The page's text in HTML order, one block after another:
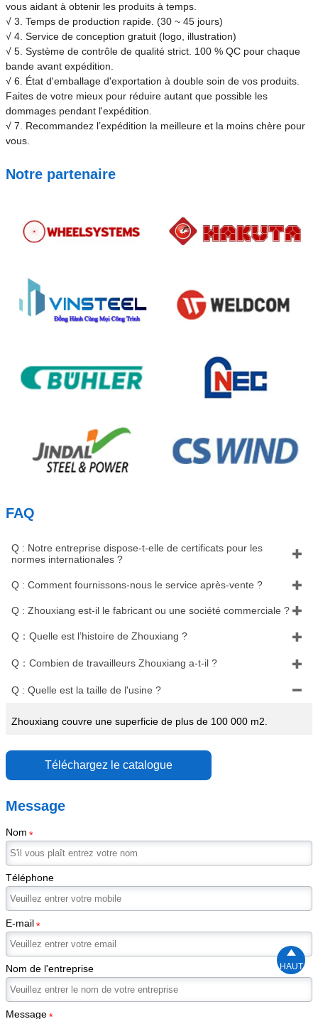
vous aidant à obtenir les produits à temps.
√ 3. Temps de production rapide. (30 ~ 45 jours)
√ 4. Service de conception gratuit (logo, illustration)
√ 5. Système de contrôle de qualité strict. 100 % QC pour chaque
bande avant expédition.
√ 6. État d'emballage d'exportation à double soin de vos produits.
Faites de votre mieux pour réduire autant que possible les
dommages pendant l'expédition.
√ 7. Recommandez l’expédition la meilleure et la moins chère pour
vous.
Notre partenaire
FAQ
Q : Notre entreprise dispose-t-elle de certificats pour les
normes internationales ?

Q : Comment fournissons-nous le service après-vente ? 
Q : Zhouxiang est-il le fabricant ou une société commerciale ? 
Q：Quelle est l’histoire de Zhouxiang ? 
Q：Combien de travailleurs Zhouxiang a-t-il ? 
Q : Quelle est la taille de l'usine ? 
Zhouxiang couvre une superficie de plus de 100 000 m2.
Téléchargez le catalogue
Message
Nom *
Téléphone
E-mail*
Nom de l'entreprise
Message

HAUT